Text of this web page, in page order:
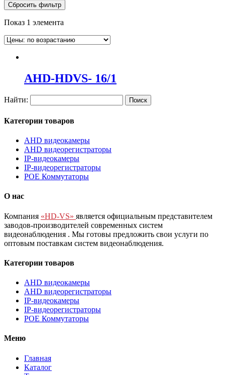
Сбросить фильтр
Показ 1 элемента
AHD-HDVS- 16/1
Найти:
Категории товаров
AHD видеокамеры
AHD видеорегистраторы
IP-видеокамеры
IP-видеорегистраторы
POE Коммутаторы
О нас
Компания «HD-VS» является официальным представителем
заводов-производителей современных систем
видеонаблюдения . Мы готовы предложить свои услуги по
оптовым поставкам систем видеонаблюдения.
Категории товаров
AHD видеокамеры
AHD видеорегистраторы
IP-видеокамеры
IP-видеорегистраторы
POE Коммутаторы
Меню
Главная
Каталог